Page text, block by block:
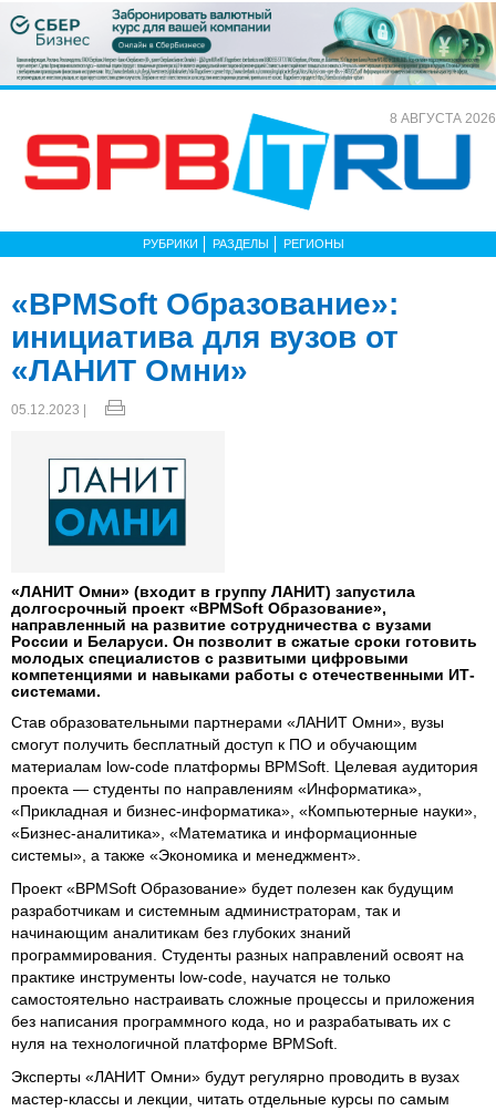
8 АВГУСТА 2026
РУБРИКИ РАЗДЕЛЫ РЕГИОНЫ
«BPMSoft Образование»:
инициатива для вузов от
«ЛАНИТ Омни»
05.12.2023 |
«ЛАНИТ Омни» (входит в группу ЛАНИТ) запустила
долгосрочный проект «BPMSoft Образование»,
направленный на развитие сотрудничества с вузами
России и Беларуси. Он позволит в сжатые сроки готовить
молодых специалистов с развитыми цифровыми
компетенциями и навыками работы с отечественными ИТ-
системами.
Став образовательными партнерами «ЛАНИТ Омни», вузы
смогут получить бесплатный доступ к ПО и обучающим
материалам low-code платформы BPMSoft. Целевая аудитория
проекта — студенты по направлениям «Информатика»,
«Прикладная и бизнес-информатика», «Компьютерные науки»,
«Бизнес-аналитика», «Математика и информационные
системы», а также «Экономика и менеджмент».
Проект «BPMSoft Образование» будет полезен как будущим
разработчикам и системным администраторам, так и
начинающим аналитикам без глубоких знаний
программирования. Студенты разных направлений освоят на
практике инструменты low-code, научатся не только
самостоятельно настраивать сложные процессы и приложения
без написания программного кода, но и разрабатывать их с
нуля на технологичной платформе BPMSoft.
Эксперты «ЛАНИТ Омни» будут регулярно проводить в вузах
мастер-классы и лекции, читать отдельные курсы по самым